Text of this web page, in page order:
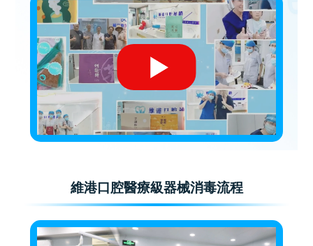
維港口腔醫療級器械消毒流程